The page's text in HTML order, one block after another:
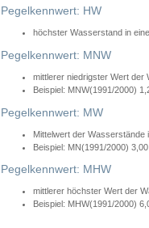
Pegelkennwert: HW
höchster Wasserstand in
Pegelkennwert: MNW
mittlerer niedrigster Wert der
Beispiel: MNW(1991/2000)
Pegelkennwert: MW
Mittelwert der Wasserstände
Beispiel: MN(1991/2000)
Pegelkennwert: MHW
mittlerer höchster Wert der
Beispiel: MHW(1991/2000)